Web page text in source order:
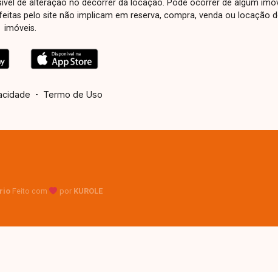
257 - Centro Rua Rafael
- Jardim Karaíba Av.
de alteração no decorrer da locação. Pode ocorrer de algum
pelo site não implicam em reserva, compra, venda ou locação
imóveis.
- Termo de Uso
Feito com por KUROLE